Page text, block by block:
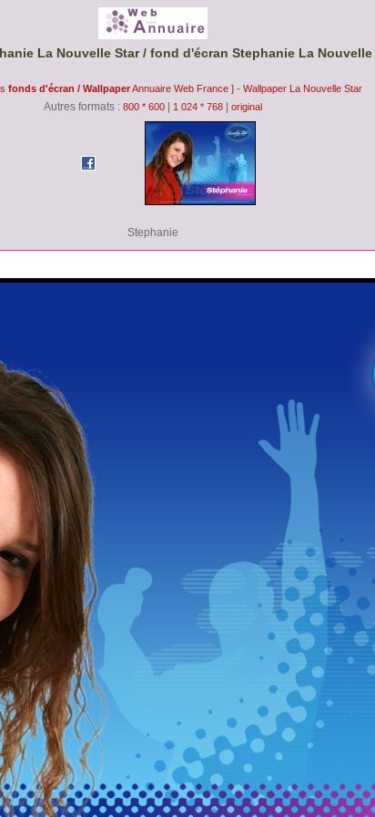
La Nouvelle Star / fond d'écran Stephanie La Nouvelle
fonds d'écran / WallpaperAnnuaire Web France ] - Wallpaper La Nouvelle Star
Autres formats : 800 * 600 1 024 * 768 original
Stephanie